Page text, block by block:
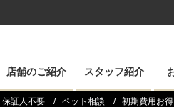
店舗のご紹介 スタッフ紹介
保証人不要 ペット相談 初期費用お得